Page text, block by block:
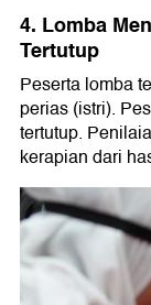
4. Lomba
Tertutup
Peserta lomba
perias (istri).
tertutup.
kerapian dari